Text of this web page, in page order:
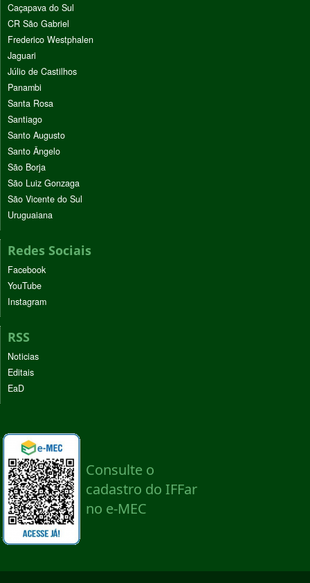
Caçapava do Sul
CR São Gabriel
Frederico Westphalen
Jaguari
Júlio de Castilhos
Panambi
Santa Rosa
Santiago
Santo Augusto
Santo Ângelo
São Borja
São Luiz Gonzaga
São Vicente do Sul
Uruguaiana
Redes Sociais
Facebook
YouTube
Instagram
RSS
Noticias
Editais
EaD